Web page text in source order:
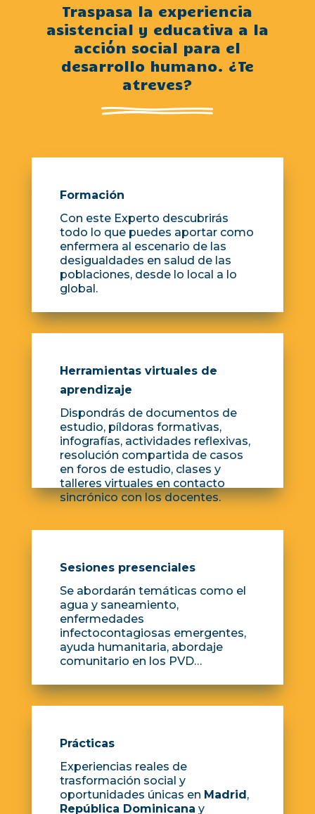
Traspasa la experiencia
asistencial y educativa a la
acción social para el
desarrollo humano. ¿Te
atreves?
Formación
Con este Experto descubrirás
todo lo que puedes aportar como
enfermera al escenario de las
desigualdades en salud de las
poblaciones, desde lo local a lo
global.
Herramientas virtuales de
aprendizaje
Dispondrás de documentos de
estudio, píldoras formativas,
infografías, actividades reflexivas,
resolución compartida de casos
en foros de estudio, clases y
talleres virtuales en contacto
sincrónico con los docentes.
Sesiones presenciales
Se abordarán temáticas como el
agua y saneamiento,
enfermedades
infectocontagiosas emergentes,
ayuda humanitaria, abordaje
comunitario en los PVD…
Prácticas
Experiencias reales de
trasformación social y
oportunidades únicas en Madrid,
República Dominicana y